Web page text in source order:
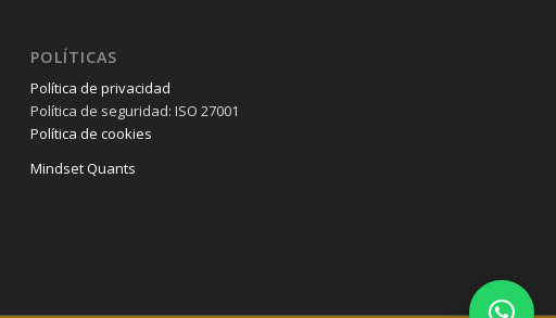
POLÍTICAS
Política de privacidad
Política de seguridad: ISO 27001
Política de cookies
Mindset Quants